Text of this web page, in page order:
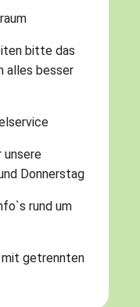
bitte das
alles besser
unsere
Donnerstag
rund um
mit getrennten